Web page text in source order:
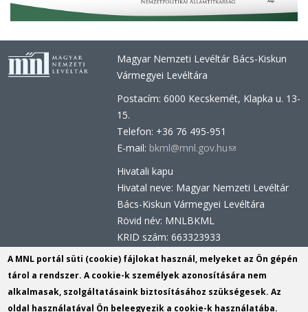
Magyar Nemzeti Levéltár Bács-Kiskun
Vármegyei Levéltára
Postacím: 6000 Kecskemét, Klapka u. 13-
15.
Telefon: +36 76 495-951
E-mail: bkml@mnl.gov.hu(link
mail)
Hivatali kapu
Hivatal neve: Magyar Nemzeti Levéltár
Bács-Kiskun Vármegyei Levéltára
Rövid név: MNLBKML
KRID szám: 663323933
Hivatali kapu - Központi Érkeztetési
Rendszer (KÉR)
Hivatal neve: Magyar Nemzeti Levéltár
Rövid név: MNL BKML
A MNL portál süti (cookie) fájlokat használ, melyeket az Ön gépén
tárol a rendszer. A cookie-k személyek azonosítására nem
alkalmasak, szolgáltatásaink biztosításához szükségesek. Az
oldal használatával Ön beleegyezik a cookie-k használatába.